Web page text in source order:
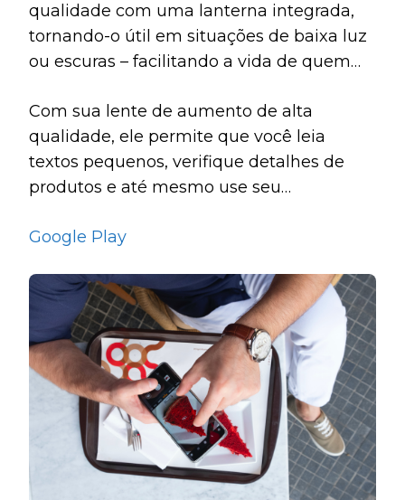
qualidade com uma lanterna integrada,
tornando-o útil em situações de baixa luz
ou escuras – facilitando a vida de quem
Com sua lente de aumento de alta
qualidade, ele permite que você leia
textos pequenos, verifique detalhes de
produtos e até mesmo use seu
Google Play